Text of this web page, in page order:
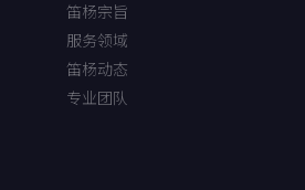
笛杨宗旨
服务领域
笛杨动态
专业团队